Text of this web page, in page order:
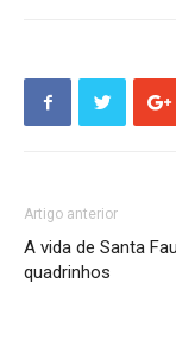
Artigo anterior
A vida de Santa
quadrinhos